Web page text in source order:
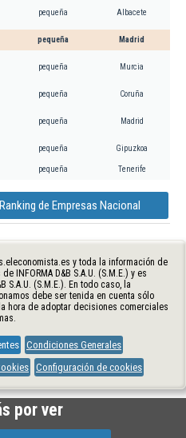
pequeña Albacete
pequeña Madrid
pequeña Murcia
pequeña Coruña
pequeña Madrid
pequeña Gipuzkoa
pequeña Tenerife
de Empresas Nacional
y toda la información de
INFORMA D&B S.A.U. (S.M.E.) y es
S.A.U. (S.M.E.). En todo caso, la
debe ser tenida en cuenta sólo
hora de adoptar decisiones comerciales
Condiciones Generales
Configuración de cookies
por ver